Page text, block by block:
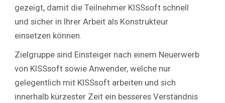
gezeigt, damit die Teilnehmer KISSsoft schnell
und sicher in Ihrer Arbeit als Konstrukteur
einsetzen können.
Zielgruppe sind Einsteiger nach einem Neuerwerb
von KISSsoft sowie Anwender, welche nur
gelegentlich mit KISSsoft arbeiten und sich
innerhalb kürzester Zeit ein besseres Verständnis